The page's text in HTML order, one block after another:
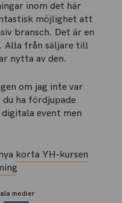
inom det här
möjlighet att
bransch. Det är en
Alla från säljare till
nytta av den.
om jag inte var
ha fördjupade
event men
korta YH-kursen
medier